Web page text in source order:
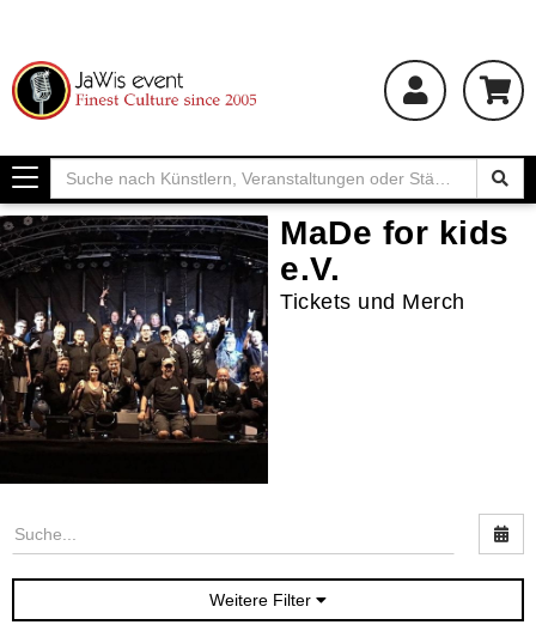
Toggle
navigation
MaDe for kids
e.V.
Tickets und Merch
Weitere Filter